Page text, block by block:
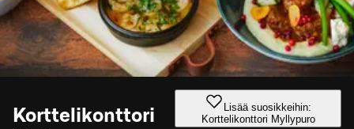
Korttelikonttori
Lisää suosikkeihin:
Korttelikonttori Myllypuro